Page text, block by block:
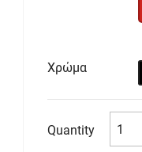
Χρώμα
Quantity